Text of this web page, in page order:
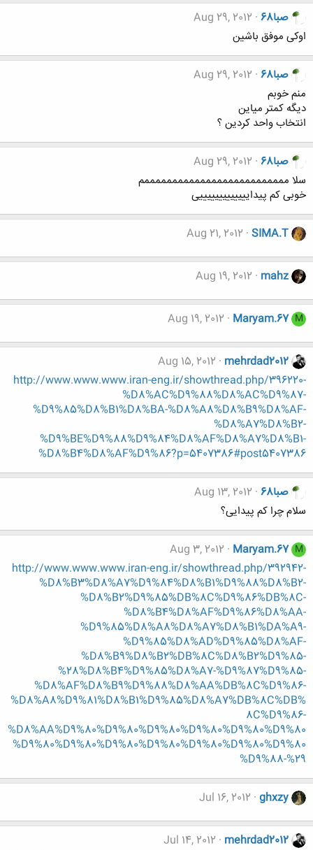
صبا68
Aug 29, 2012
اوکی موفق باشین
صبا68
Aug 29, 2012
منم خوبم
دیگه کمتر میاین
انتخاب واحد کردین ؟
صبا68
Aug 29, 2012
سلا ممممممممممممممممممممممممممم
خوبی کم پیدایییییییییییییی
SIMA.T
Aug 21, 2012
mahz
Aug 19, 2012
M
Maryam.67
Aug 19, 2012
mehrdad2012
Aug 15, 2012
http://www.www.www.iran-eng.ir/showthread.php/396220-
%D8%AC%D9%88%D8%AC%D9%87-
%D9%85%D8%B1%D8%BA-%D8%A8%D8%B9%D8%AF-
%D8%A7%D8%B2-
%D9%BE%D9%88%D9%84%D8%AF%D8%A7%D8%B1-
%D8%B4%D8%AF%D9%86?p=5407386#post5407386
صبا68
Aug 13, 2012
سلام چرا کم پیدایی؟
M
Maryam.67
Aug 3, 2012
http://www.www.www.iran-eng.ir/showthread.php/392942-
%D8%B3%D8%A7%D9%84%D8%B1%D9%88%D8%B2-
%D8%B2%D9%85%DB%8C%D9%86%DB%8C-
%D8%B4%D8%AF%D9%86%D8%AA-
%D9%85%D8%A8%D8%A7%D8%B1%DA%A9-
%D9%85%D8%AD%D9%85%D8%AF-
%D8%B9%D8%B2%DB%8C%D8%B2%D9%85-
%28%D8%B4%D9%85%D8%A7-%D9%87%D9%85-
%D8%AF%D8%B9%D9%88%D8%AA%DB%8C%D9%86-
%D8%A8%D9%81%D8%B1%D9%85%D8%A7%DB%8C%DB%
8C%D9%86-
%D8%AA%D9%80%D9%80%D9%80%D9%80%D9%80%D9%80
%D9%80%D9%80%D9%80%D9%80%D9%80%D9%80%D9%80
%D9%88-%29
ghxzy
Jul 16, 2012
mehrdad2012
Jul 14, 2012